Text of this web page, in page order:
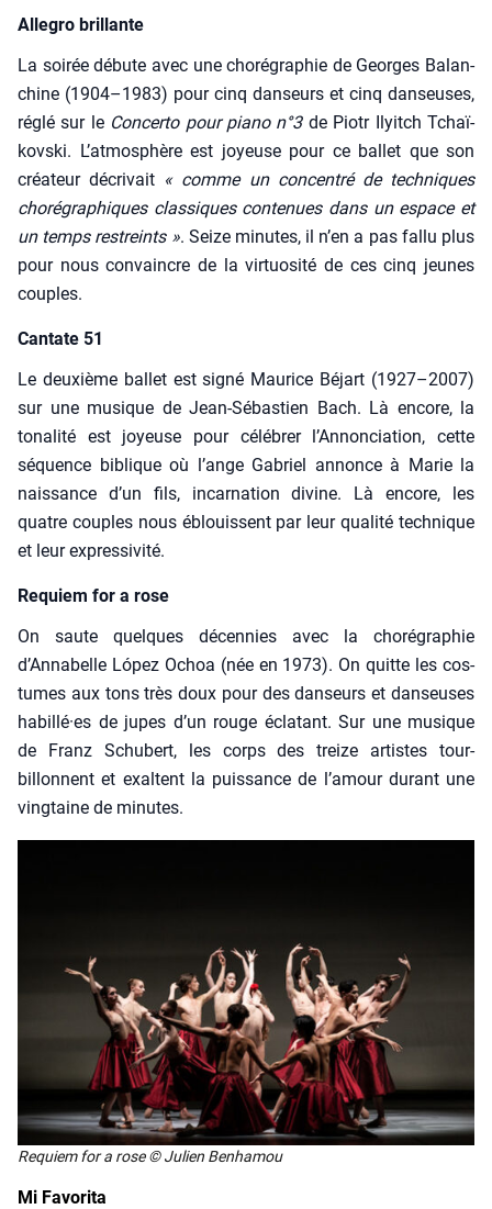
Allegro brillante
La soi­rée débute avec une cho­ré­gra­phie de Georges Balan­
chine (1904–1983) pour cinq dan­seurs et cinq dan­seuses,
réglé sur le Concer­to pour pia­no n°3de Pio­tr Ilyitch Tchaï­
kovs­ki. L’atmosphère est joyeuse pour ce bal­let que son
créa­teur décri­vait « comme un concen­tré de tech­niques
cho­ré­gra­phiques clas­siques conte­nues dans un espace et
un temps res­treints ». Seize minutes, il n’en a pas fal­lu plus
pour nous convaincre de la vir­tuo­si­té de ces cinq jeunes
couples.
Cantate 51
Le deuxième bal­let est signé Mau­rice Béjart (1927–2007)
sur une musique de Jean-Sébas­tien Bach. Là encore, la
tona­li­té est joyeuse pour célé­brer l’Annonciation, cette
séquence biblique où l’ange Gabriel annonce à Marie la
nais­sance d’un fils, incar­na­tion divine. Là encore, les
quatre couples nous éblouissent par leur qua­li­té tech­nique
et leur expres­si­vi­té.
Requiem for a rose
On saute quelques décen­nies avec la cho­ré­gra­phie
d’Annabelle López Ochoa (née en 1973). On quitte les cos­
tumes aux tons très doux pour des dan­seurs et dan­seuses
habillé·es de jupes d’un rouge écla­tant. Sur une musique
de Franz Schu­bert, les corps des treize artistes tour­
billonnent et exaltent la puis­sance de l’amour durant une
ving­taine de minutes.
Requiem for a rose© Julien Ben­ha­mou
Mi Favorita